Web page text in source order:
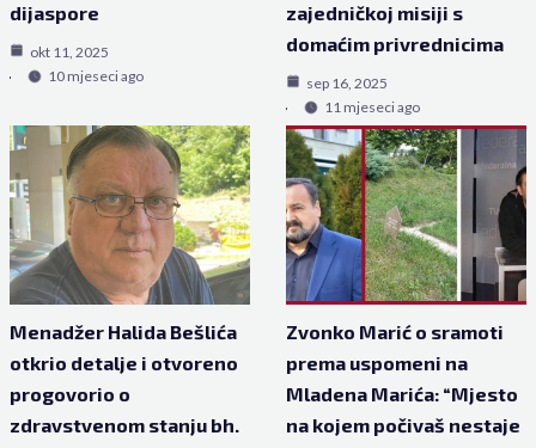
dijaspore
okt 11, 2025
10 mjeseci ago
zajedničkoj misiji s
domaćim privrednicima
sep 16, 2025
11 mjeseci ago
Menadžer Halida Bešlića
otkrio detalje i otvoreno
progovorio o
zdravstvenom stanju bh.
Zvonko Marić o sramoti
prema uspomeni na
Mladena Marića: “Mjesto
na kojem počivaš nestaje